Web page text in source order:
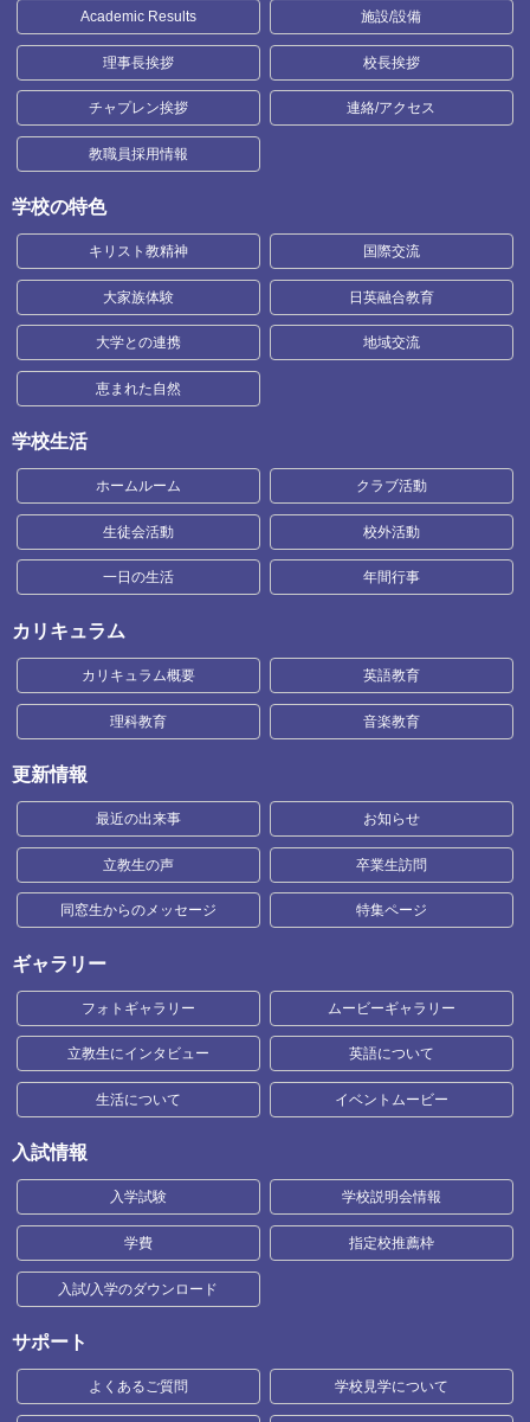
Academic Results 施設/設備
理事長挨拶 校長挨拶
チャプレン挨拶 連絡/アクセス
教職員採用情報
学校の特色
キリスト教精神 国際交流
大家族体験 日英融合教育
大学との連携 地域交流
恵まれた自然
学校生活
ホームルーム クラブ活動
生徒会活動 校外活動
一日の生活 年間行事
カリキュラム
カリキュラム概要 英語教育
理科教育 音楽教育
更新情報
最近の出来事 お知らせ
立教生の声 卒業生訪問
同窓生からのメッセージ 特集ページ
ギャラリー
フォトギャラリー ムービーギャラリー
立教生にインタビュー 英語について
生活について イベントムービー
入試情報
入学試験 学校説明会情報
学費 指定校推薦枠
入試/入学のダウンロード
サポート
よくあるご質問 学校見学について